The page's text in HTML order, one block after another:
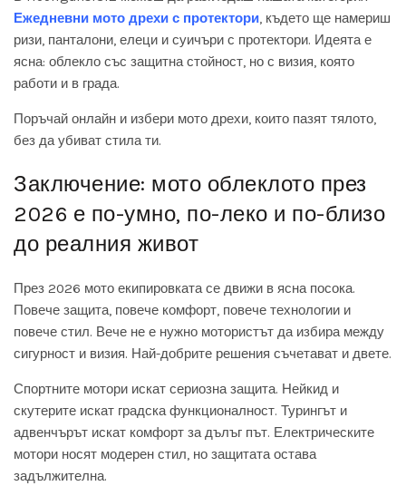
Ежедневни мото дрехи с протектори, където ще намериш
ризи, панталони, елеци и суичъри с протектори. Идеята е
ясна: облекло със защитна стойност, но с визия, която
работи и в града.
Поръчай онлайн и избери мото дрехи, които пазят тялото,
без да убиват стила ти.
Заключение: мото облеклото през
2026 е по-умно, по-леко и по-близо
до реалния живот
През 2026 мото екипировката се движи в ясна посока.
Повече защита, повече комфорт, повече технологии и
повече стил. Вече не е нужно мотористът да избира между
сигурност и визия. Най-добрите решения съчетават и двете.
Спортните мотори искат сериозна защита. Нейкид и
скутерите искат градска функционалност. Турингът и
адвенчърът искат комфорт за дълъг път. Електрическите
мотори носят модерен стил, но защитата остава
задължителна.